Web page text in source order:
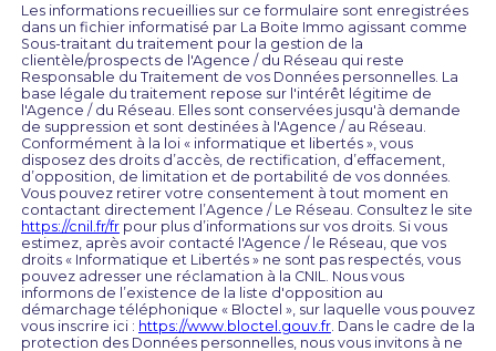
Les informations recueillies sur ce formulaire sont enregistrées
dans un fichier informatisé par La Boite Immo agissant comme
Sous-traitant du traitement pour la gestion de la
clientèle/prospects de l'Agence / du Réseau qui reste
Responsable du Traitement de vos Données personnelles. La
base légale du traitement repose sur l'intérêt légitime de
l'Agence / du Réseau. Elles sont conservées jusqu'à demande
de suppression et sont destinées à l'Agence / au Réseau.
Conformément à la loi « informatique et libertés », vous
disposez des droits d’accès, de rectification, d’effacement,
d’opposition, de limitation et de portabilité de vos données.
Vous pouvez retirer votre consentement à tout moment en
contactant directement l’Agence / Le Réseau. Consultez le site
https://cnil.fr/fr pour plus d’informations sur vos droits. Si vous
estimez, après avoir contacté l'Agence / le Réseau, que vos
droits « Informatique et Libertés » ne sont pas respectés, vous
pouvez adresser une réclamation à la CNIL. Nous vous
informons de l’existence de la liste d'opposition au
démarchage téléphonique « Bloctel », sur laquelle vous pouvez
vous inscrire ici : https://www.bloctel.gouv.fr . Dans le cadre de la
protection des Données personnelles, nous vous invitons à ne